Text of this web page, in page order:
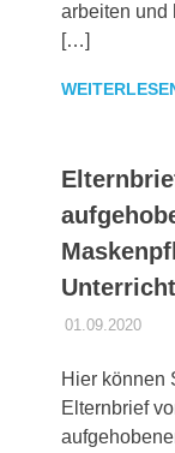
arbeiten und
[…]
Unterricht
01.09.2020
Hier können
Elternbrief